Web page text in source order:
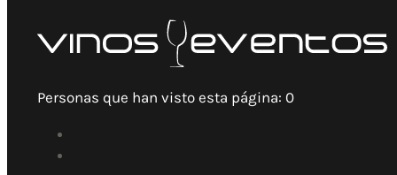
Personas que han visto esta página: 0